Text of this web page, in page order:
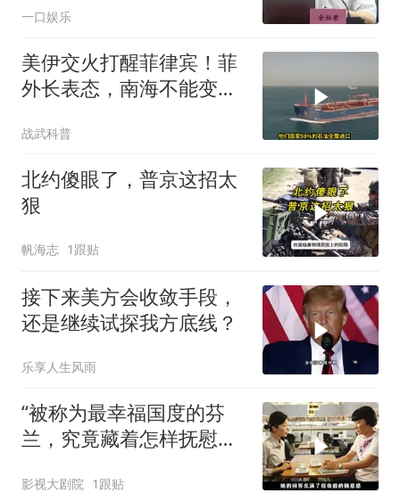
一口娱乐
美伊交火打醒菲律宾！菲
外长表态，南海不能变成
战武科普
北约傻眼了，普京这招太
狠
帆海志 1跟贴
接下来美方会收敛手段，
还是继续试探我方底线？
乐享人生风雨
“被称为最幸福国度的芬
兰，究竟藏着怎样抚慰人
影视大剧院 1跟贴